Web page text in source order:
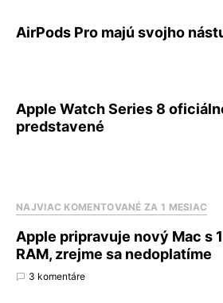
AirPods Pro majú svojho
Apple Watch Series 8
predstavené
NAJVIAC KOMENTOVANÉ ZA 1 MESIAC
Apple pripravuje nový Mac s
RAM, zrejme sa nedoplatíme
3 komentáre